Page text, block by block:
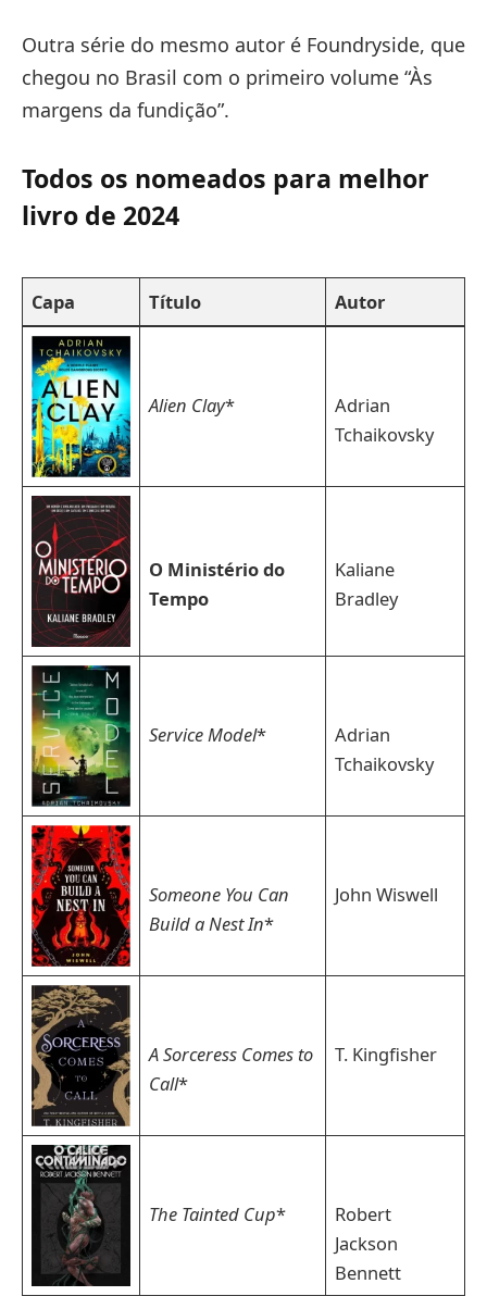
Outra série do mesmo autor é Foundryside, que
chegou no Brasil com o primeiro volume “Às
margens da fundição”.
Todos os nomeados para melhor
livro de 2024
Capa Título Autor
Alien Clay*
Adrian
Tchaikovsky
O Ministério do
Tempo
Kaliane
Bradley
Service Model*
Adrian
Tchaikovsky
Someone You Can
Build a Nest In*
John Wiswell
A Sorceress Comes to
Call*
T. Kingfisher
The Tainted Cup*
Robert
Jackson
Bennett